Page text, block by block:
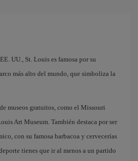
UU., St. Louis es famosa por su
más alto del mundo, que simboliza la
museos gratuitos, como el Missouri
Art Museum. También destaca por ser
con su famosa barbacoa y cervecerías
tienes que ir al menos a un partido